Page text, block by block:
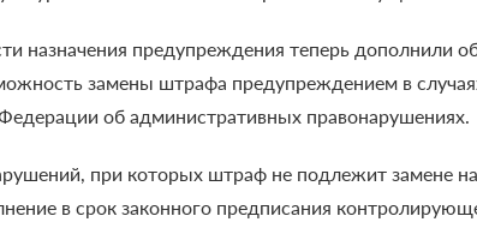
назначения предупреждения теперь дополнили
замены штрафа предупреждением в
об административных правонарушениях.
при которых штраф не подлежит замене
в срок законного предписания